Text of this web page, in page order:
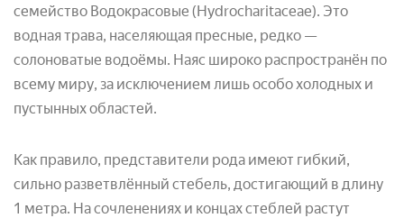
семейство Водокрасовые (Hydrocharitaceae). Это
водная трава, населяющая пресные, редко —
солоноватые водоёмы. Наяс широко распространён по
всему миру, за исключением лишь особо холодных и
пустынных областей.
Как правило, представители рода имеют гибкий,
сильно разветвлённый стебель, достигающий в длину
1 метра. На сочленениях и концах стеблей растут